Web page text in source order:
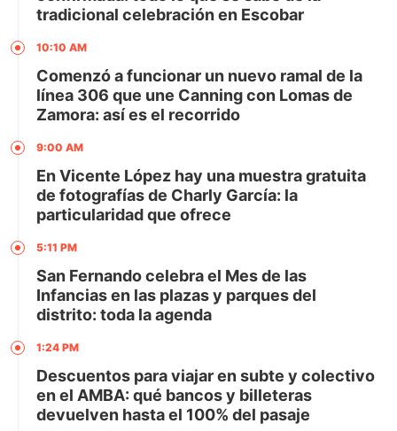
tradicional celebración en Escobar
10:10 AM
Comenzó a funcionar un nuevo ramal de la
línea 306 que une Canning con Lomas de
Zamora: así es el recorrido
9:00 AM
En Vicente López hay una muestra gratuita
de fotografías de Charly García: la
particularidad que ofrece
5:11 PM
San Fernando celebra el Mes de las
Infancias en las plazas y parques del
distrito: toda la agenda
1:24 PM
Descuentos para viajar en subte y colectivo
en el AMBA: qué bancos y billeteras
devuelven hasta el 100% del pasaje